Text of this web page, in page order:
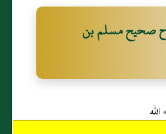
صحيح مسلم بن